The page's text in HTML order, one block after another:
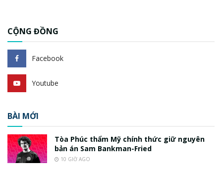
CỘNG ĐỒNG
Facebook
Youtube
BÀI MỚI
Tòa Phúc thẩm Mỹ chính thức giữ nguyên
bản án Sam Bankman-Fried
10 GIỜ AGO